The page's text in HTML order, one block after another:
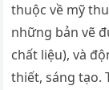
thuộc về mỹ
những bản vẽ
chất liệu), và
thiết, sáng tạo.